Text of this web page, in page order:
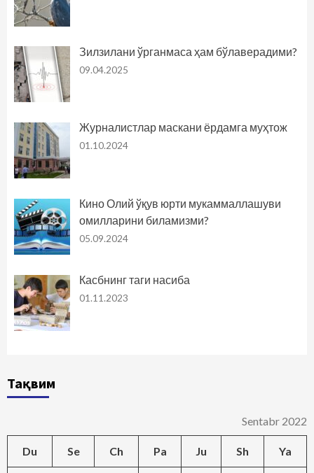
Зилзилани ўрганмаса ҳам бўлаверадими?
09.04.2025
Журналистлар маскани ёрдамга муҳтож
01.10.2024
Кино Олий ўқув юрти мукаммаллашуви
омилларини биламизми?
05.09.2024
Касбнинг таги насиба
01.11.2023
Тақвим
Sentabr 2022
Du Se Ch Pa Ju Sh Ya